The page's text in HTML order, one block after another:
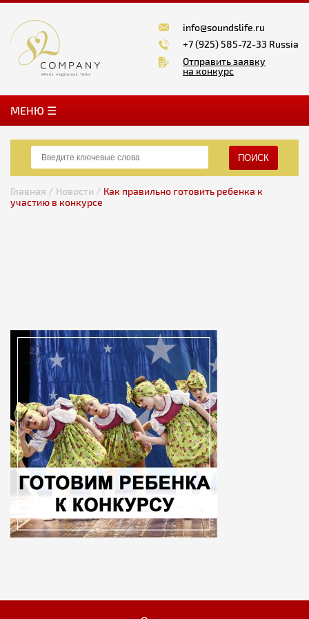
info@soundslife.ru
+7 (925) 585-72-33 Russia
Отправить заявку
на конкурс
MЕНЮ ☰
ПОИСК
Главная / Новости / Как правильно готовить ребенка к
участию в конкурсе